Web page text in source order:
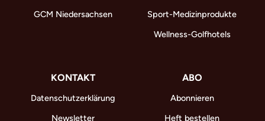
GCM Niedersachsen
Sport-Medizinprodukte
Wellness-Golfhotels
KONTAKT
Datenschutzerklärung
Newsletter
ABO
Abonnieren
Heft bestellen